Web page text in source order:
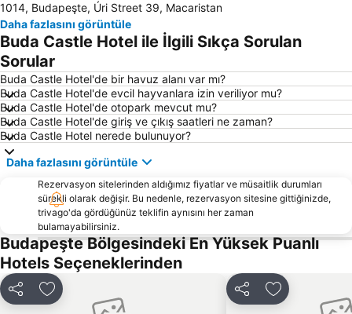
Magyar Allami Operahaz
7th District
Puskas Ferenc Stadium
Széchenyihegy
Vaci utca
Buda Castle
Kálvin tér metro station
Istvánmező
Summer Night Concerts in the Hilton Dominican Court
6th District
Hösök tere
Parlament
Szent Istvan Bazilika
Óbuda
Nyugati Tren İstasyonu Budapeşte
8th District
Aquincum
Örs vezér tere metro station
Vorosmarty Square
Hungaroring
Budapesti M1 Metro Line
Buda Castle District Varnegyed
Andrassy ut
Budapest Operetta Theatre
Szechenyi Fürdö
Aquaworld Budapest
1014, Budapeşte, Úri Street 39, Macaristan
Daha fazlasını görüntüle
Buda Castle Hotel ile İlgili Sıkça Sorulan
Sorular
Buda Castle Hotel'de bir havuz alanı var mı?
Buda Castle Hotel'de evcil hayvanlara izin veriliyor mu?
Buda Castle Hotel'de otopark mevcut mu?
Buda Castle Hotel'de giriş ve çıkış saatleri ne zaman?
Buda Castle Hotel nerede bulunuyor?
Daha fazlasını görüntüle
Rezervasyon sitelerinden aldığımız fiyatlar ve müsaitlik durumları
sürekli olarak değişir. Bu nedenle, rezervasyon sitesine gittiğinizde,
trivago'da gördüğünüz teklifin aynısını her zaman
bulamayabilirsiniz.
Budapeşte Bölgesindeki En Yüksek Puanlı
Hotels Seçeneklerinden
Paylaş Favorilerime ekle Paylaş Favorilerime